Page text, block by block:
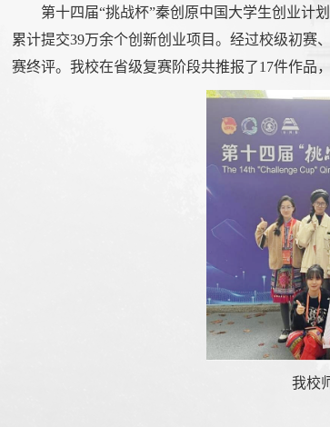
第十四届“挑战杯”秦创原中国大学生创业计
累计提交39万余个创新创业项目。经过校级初赛
赛终评。我校在省级复赛阶段共推报了17件作品
我校